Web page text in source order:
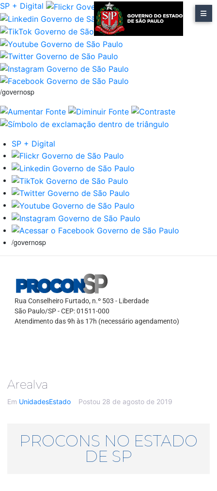
SP + Digital
/governosp
SP + Digital
/governosp
Rua Conselheiro Furtado, n.º 503 - Liberdade
São Paulo/SP - CEP: 01511-000
Atendimento das 9h às 17h (necessário agendamento)
Arealva
Em UnidadesEstado Postou 28 de agosto de 2019
PROCONS NO ESTADO
DE SP